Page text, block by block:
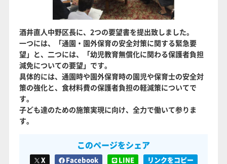
酒井直人中野区長に、2つの要望書を提出致しました。
一つには、「通園・園外保育の安全対策に関する緊急要
望」と、二つには、「幼児教育無償化に関わる保護者負担
減免についての要望」です。
具体的には、通園時や園外保育時の園児や保育士の安全対
策の強化と、食材料費の保護者負担の軽減策についてで
す。
子ども達のための施策実現に向け、全力で働いて参りま
す。
このページをシェア
X Facebook LINE リンクをコピー